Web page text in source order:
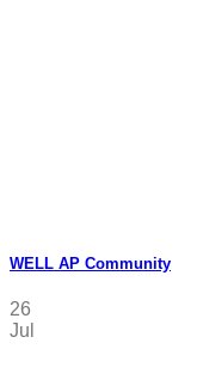
WELL AP Community
26
Jul